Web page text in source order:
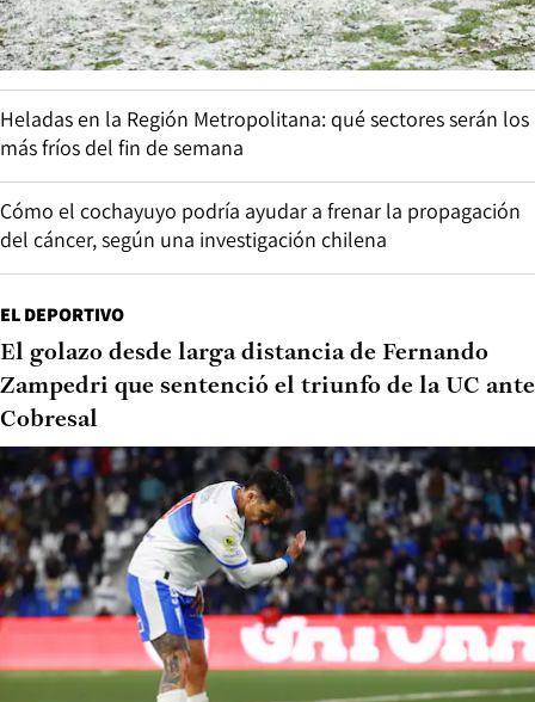
Heladas en la Región Metropolitana: qué sectores serán los
más fríos del fin de semana
Cómo el cochayuyo podría ayudar a frenar la propagación
del cáncer, según una investigación chilena
EL DEPORTIVO
El golazo desde larga distancia de Fernando
Zampedri que sentenció el triunfo de la UC ante
Cobresal